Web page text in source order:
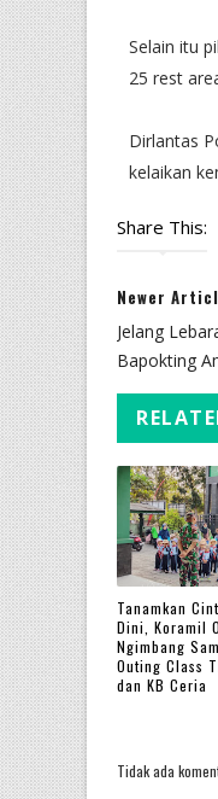
Selain itu
25 rest
Dirlantas
kelaikan
Share This:
Newer
Jelang
Bapokting
Tanamkan
Dini, Koramil
Ngimbang
Outing Class
dan KB Ceria
Tidak ada